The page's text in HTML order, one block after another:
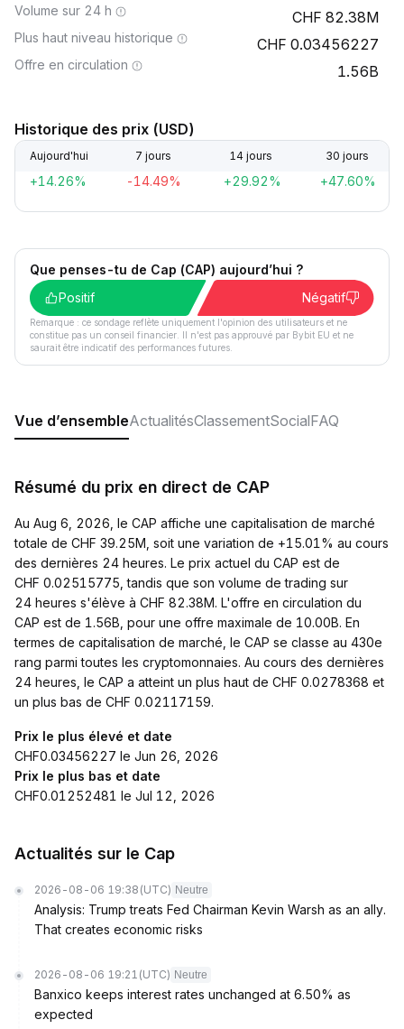
Volume sur 24 h 82.38M
Plus haut niveau historique 0.03456227
Offre en circulation 1.56B
Historique des prix (USD)
Aujourd'hui 7 jours 14 jours 30 jours
+14.26% -14.49% +29.92% +47.60%
Que penses-tu de Cap (CAP) aujourd’hui ?
Positif
Négatif
Remarque : ce sondage reflète uniquement l'opinion des utilisateurs et ne
constitue pas un conseil financier. Il n'est pas approuvé par Bybit EU et ne
saurait être indicatif des performances futures.
Vue d’ensembleActualitésClassementSocialFAQ
Résumé du prix en direct de CAP
Au Aug 6, 2026, le CAP affiche une capitalisation de marché
totale de CHF 39.25M, soit une variation de +15.01% au cours
des dernières 24 heures. Le prix actuel du CAP est de
CHF 0.02515775, tandis que son volume de trading sur
24 heures s'élève à CHF 82.38M. L'offre en circulation du
CAP est de 1.56B, pour une offre maximale de 10.00B. En
termes de capitalisation de marché, le CAP se classe au 430e
rang parmi toutes les cryptomonnaies. Au cours des dernières
24 heures, le CAP a atteint un plus haut de CHF 0.0278368 et
un plus bas de CHF 0.02117159.
Prix le plus élevé et date
CHF0.03456227 le Jun 26, 2026
Prix le plus bas et date
CHF0.01252481 le Jul 12, 2026
Actualités sur le Cap
2026-08-06 19:38 (UTC) Neutre
Analysis: Trump treats Fed Chairman Kevin Warsh as an ally.
That creates economic risks
2026-08-06 19:21 (UTC) Neutre
Banxico keeps interest rates unchanged at 6.50% as
expected